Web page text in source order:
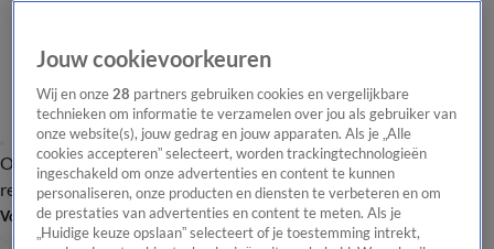
Overzicht Laatste nieuws Regionieuws Het beste van Hart
Tip de
redactie
Volg Hart van Nederland
Jouw cookievoorkeuren
Wij en onze28 partners gebruiken cookies en vergelijkbare
technieken om informatie te verzamelen over jou als gebruiker van
onze website(s), jouw gedrag en jouw apparaten. Als je „Alle
cookies accepteren” selecteert, worden trackingtechnologieën
ingeschakeld om onze advertenties en content te kunnen
personaliseren, onze producten en diensten te verbeteren en om
de prestaties van advertenties en content te meten. Als je
„Huidige keuze opslaan” selecteert of je toestemming intrekt,